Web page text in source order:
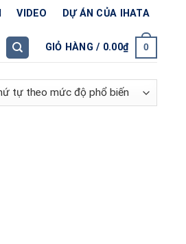
VIDEO DỰ ÁN CỦA IHATA
GIỎ HÀNG / 0.00₫ 0